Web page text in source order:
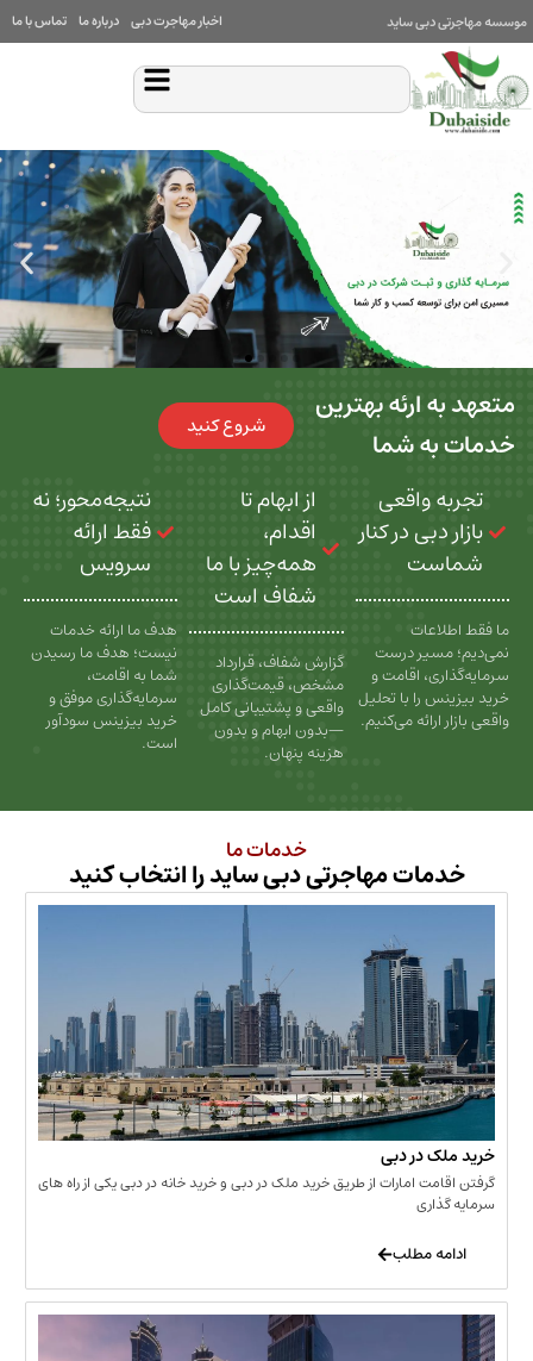
ساید درباره ما تماس با ما
بهترین
شما
شروع کنید
واقعی
در کنار
درست
اقامت و
با تحلیل
می‌کنیم.
از ابهام تا
اقدام،
همه‌چیز با ما
شفاف است
گزارش شفاف، قرارداد
مشخص، قیمت‌گذاری
واقعی و پشتیبانی کامل
—بدون ابهام و بدون
نتیجه‌محور؛ نه
فقط ارائه
سرویس
هدف ما ارائه خدمات
نیست؛ هدف ما رسیدن
شما به اقامت،
سرمایه‌گذاری موفق و
خرید بیزینس سودآور
است.
مهاجرتی دبی ساید را انتخاب کنید
در دبی
امارات از طریق خرید ملک در دبی و خرید خانه در دبی یکی از راه های